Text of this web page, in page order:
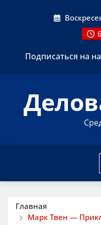
Подписаться на
Главная
Марк Твен —